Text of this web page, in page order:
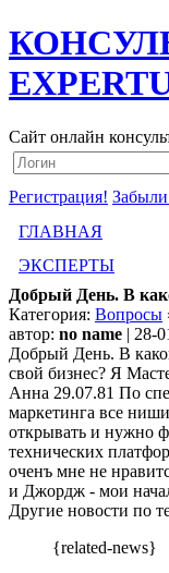
Сайт онлайн
Регистрация!
ГЛАВНАЯ
ЭКСПЕРТЫ
Добрый День. В
Категория: Вопросы
автор: no name | 28-
Добрый День. В
свой бизнес? Я
Анна 29.07.81 По
маркетинга все
открывать и нужно
технических
оченъ мне не
и Джордж - мои
Другие новости по
{related-news}